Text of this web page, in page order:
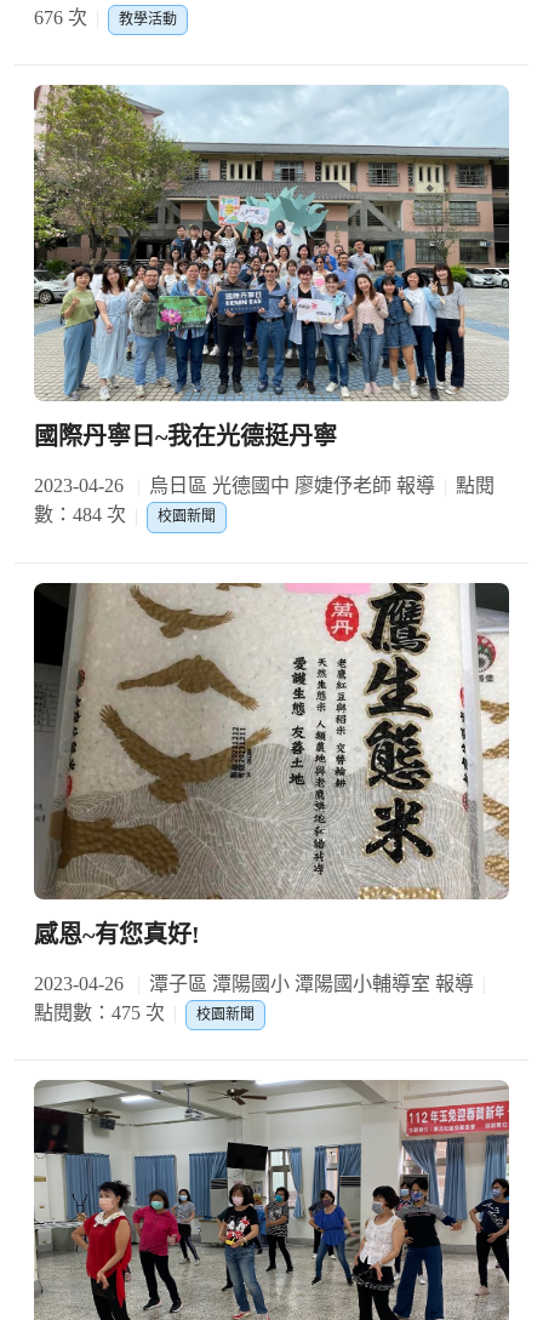
676 次
教學活動
國際丹寧日~我在光德挺丹寧
2023-04-26 烏日區 光德國中 廖婕伃老師 報導
點閱
數：484 次
校園新聞
感恩~有您真好!
2023-04-26
潭子區 潭陽國小 潭陽國小輔導室 報導
點閱數：475 次
校園新聞